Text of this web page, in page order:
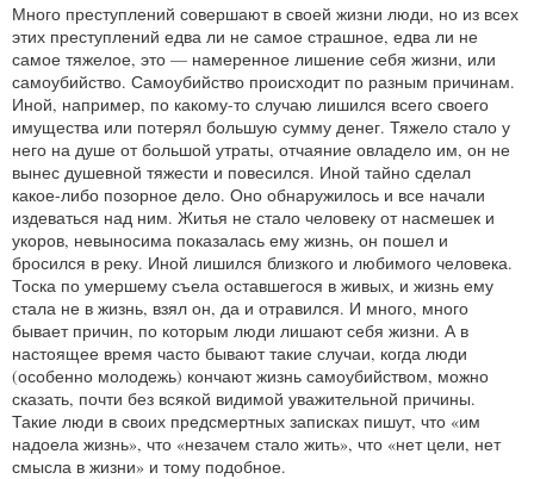
Много преступлений совершают в своей жизни люди, но из всех
этих преступлений едва ли не самое страшное, едва ли не
самое тяжелое, это — намеренное лишение себя жизни, или
самоубийство. Самоубийство происходит по разным причинам.
Иной, например, по какому-то случаю лишился всего своего
имущества или потерял большую сумму денег. Тяжело стало у
него на душе от большой утраты, отчаяние овладело им, он не
вынес душевной тяжести и повесился. Иной тайно сделал
какое-либо позорное дело. Оно обнаружилось и все начали
издеваться над ним. Житья не стало человеку от насмешек и
укоров, невыносима показалась ему жизнь, он пошел и
бросился в реку. Иной лишился близкого и любимого человека.
Тоска по умершему съела оставшегося в живых, и жизнь ему
стала не в жизнь, взял он, да и отравился. И много, много
бывает причин, по которым люди лишают себя жизни. А в
настоящее время часто бывают такие случаи, когда люди
(особенно молодежь) кончают жизнь самоубийством, можно
сказать, почти без всякой видимой уважительной причины.
Такие люди в своих предсмертных записках пишут, что «им
надоела жизнь», что «незачем стало жить», что «нет цели, нет
смысла в жизни» и тому подобное.